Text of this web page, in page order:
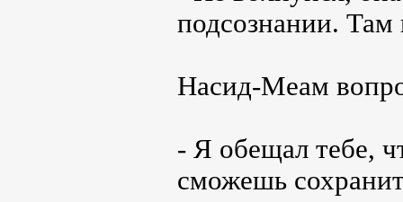
подсознании. Там
Насид-Меам
- Я обещал тебе,
сможешь